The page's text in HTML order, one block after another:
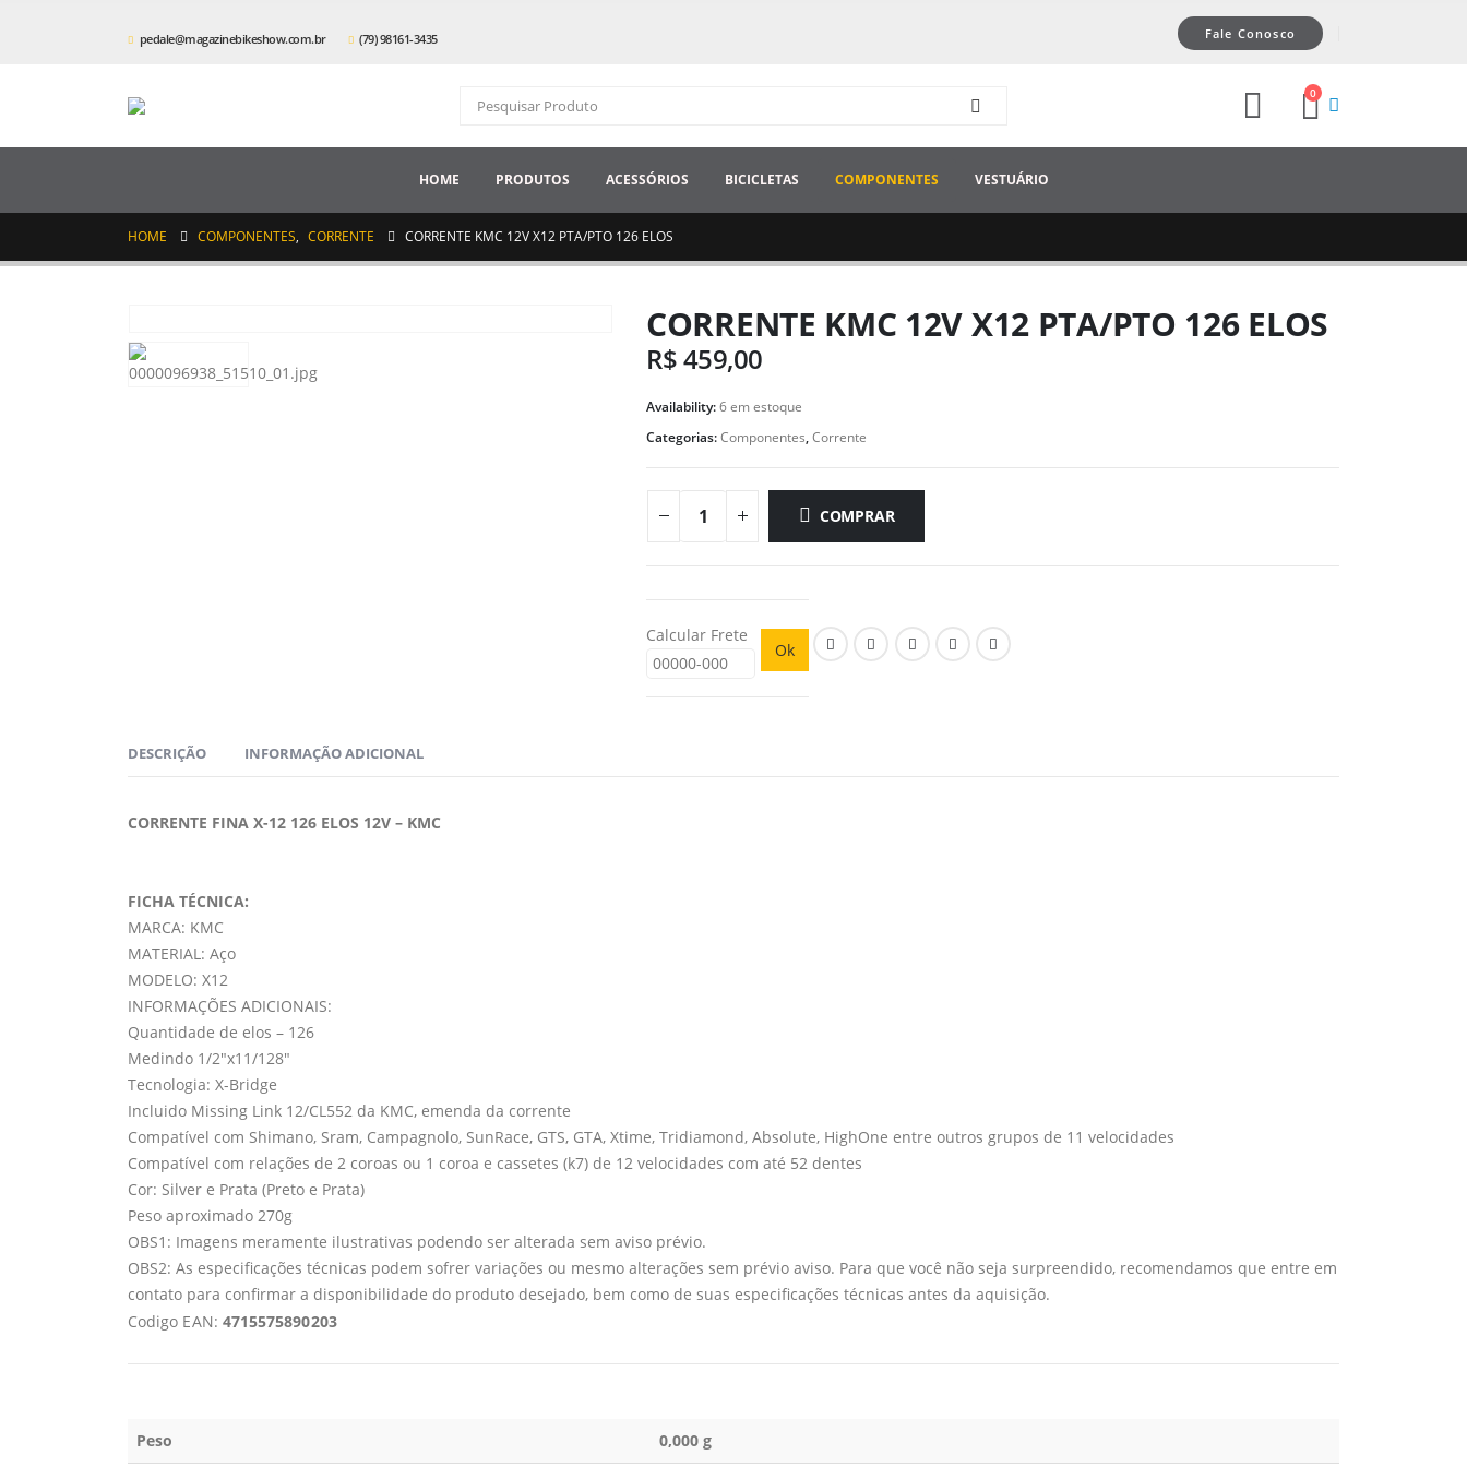
pedale@magazinebikeshow.com.br (79) 98161-3435 Fale Conosco
0
HOME PRODUTOS ACESSÓRIOS BICICLETAS COMPONENTES VESTUÁRIO
HOME COMPONENTES, CORRENTE CORRENTE KMC 12V X12 PTA/PTO 126 ELOS
CORRENTE KMC 12V X12 PTA/PTO 126 ELOS
R$459,00
Availability:6 em estoque
Categorias:Componentes,Corrente
COMPRAR
Calcular Frete
Ok
DESCRIÇÃO INFORMAÇÃO ADICIONAL
CORRENTE FINA X-12 126 ELOS 12V – KMC
FICHA TÉCNICA:
MARCA: KMC
MATERIAL: Aço
MODELO: X12
INFORMAÇÕES ADICIONAIS:
Quantidade de elos – 126
Medindo 1/2″x11/128″
Tecnologia: X-Bridge
Incluido Missing Link 12/CL552 da KMC, emenda da corrente
Compatível com Shimano, Sram, Campagnolo, SunRace, GTS, GTA, Xtime, Tridiamond, Absolute, HighOne entre outros grupos de 11 velocidades
Compatível com relações de 2 coroas ou 1 coroa e cassetes (k7) de 12 velocidades com até 52 dentes
Cor: Silver e Prata (Preto e Prata)
Peso aproximado 270g
OBS1: Imagens meramente ilustrativas podendo ser alterada sem aviso prévio.
OBS2: As especificações técnicas podem sofrer variações ou mesmo alterações sem prévio aviso. Para que você não seja surpreendido, recomendamos que entre em
contato para confirmar a disponibilidade do produto desejado, bem como de suas especificações técnicas antes da aquisição.
Codigo EAN: 4715575890203
Peso 0,000 g